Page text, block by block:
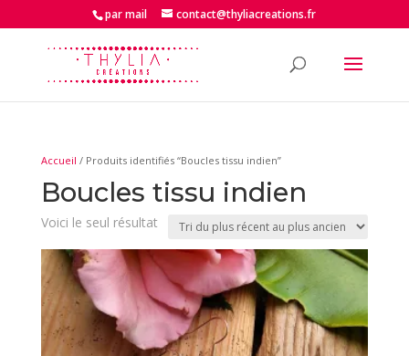
par mail contact@thyliacreations.fr
Accueil / Produits identifiés “Boucles tissu indien”
Boucles tissu indien
Voici le seul résultat